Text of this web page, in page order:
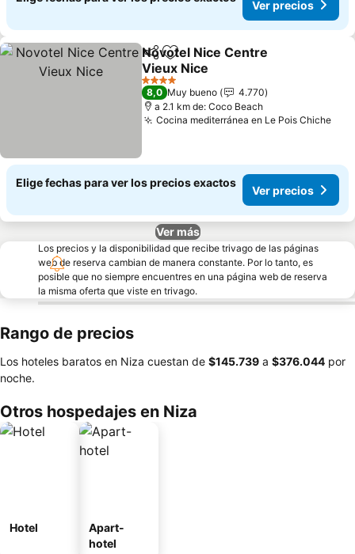
Ver precios
CompartirAgregar a favoritos
Novotel Nice Centre
Vieux Nice
4 Estrellas
8,0 Muy bueno
4.770
a 2.1 km de: Coco Beach
Cocina mediterránea en Le Pois Chiche
Elige fechas para ver los precios exactos
Ver precios
Ver más
Los precios y la disponibilidad que recibe trivago de las páginas
web de reserva cambian de manera constante. Por lo tanto, es
posible que no siempre encuentres en una página web de reserva
la misma oferta que viste en trivago.
Rango de precios
Los hoteles baratos en Niza cuestan de ‎$145.739 a ‎$376.044 por
noche.
Otros hospedajes en Niza
Hotel
Apart-
hotel